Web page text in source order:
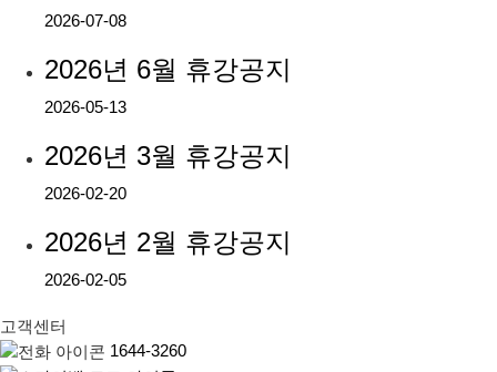
2026-07-08
2026년 6월 휴강공지
2026-05-13
2026년 3월 휴강공지
2026-02-20
2026년 2월 휴강공지
2026-02-05
고객센터
1644-3260